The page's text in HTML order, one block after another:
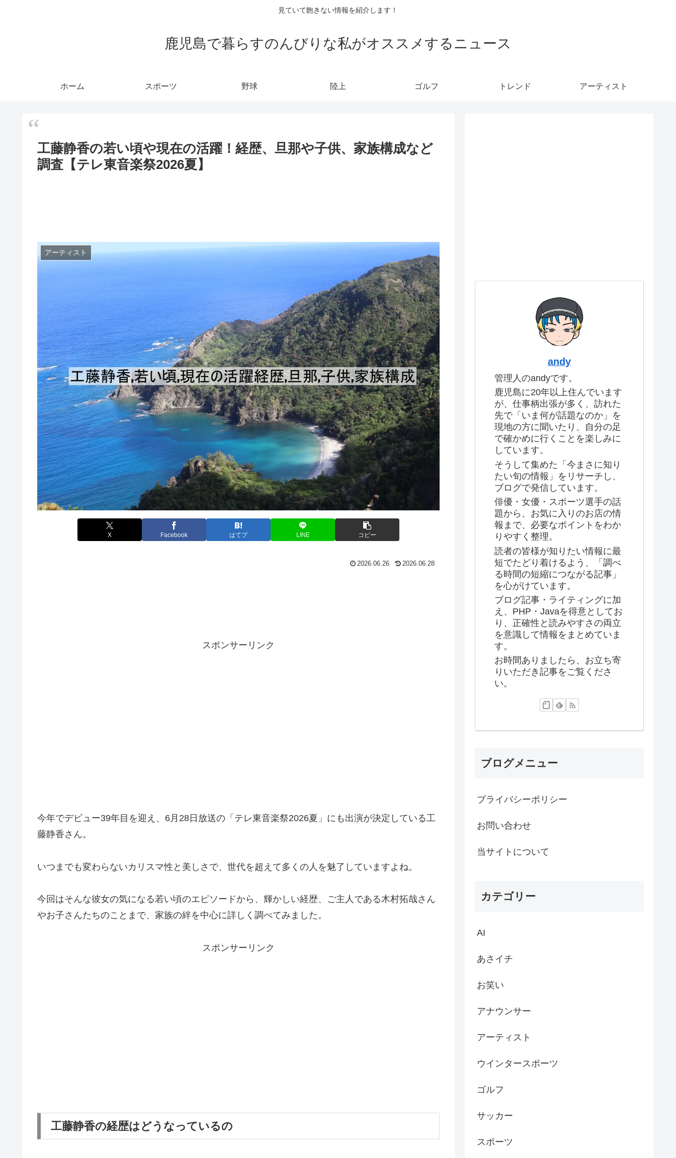
見ていて飽きない情報を紹介します！
鹿児島で暮らすのんびりな私がオススメするニュース
ホーム スポーツ 野球 陸上 ゴルフ トレンド アーティスト
工藤静香の若い頃や現在の活躍！経歴、旦那や子供、家族構成など
調査【テレ東音楽祭2026夏】
アーティスト
X Facebook はてブ LINE コピー
2026.06.26 2026.06.28
スポンサーリンク
今年でデビュー39年目を迎え、6月28日放送の「テレ東音楽祭2026夏」にも出演が決定している工
藤静香さん。
いつまでも変わらないカリスマ性と美しさで、世代を超えて多くの人を魅了していますよね。
今回はそんな彼女の気になる若い頃のエピソードから、輝かしい経歴、ご主人である木村拓哉さん
やお子さんたちのことまで、家族の絆を中心に詳しく調べてみました。
スポンサーリンク
工藤静香の経歴はどうなっているの
andy
管理人のandyです。
鹿児島に20年以上住んでいます
が、仕事柄出張が多く、訪れた
先で「いま何が話題なのか」を
現地の方に聞いたり、自分の足
で確かめに行くことを楽しみに
しています。
そうして集めた「今まさに知り
たい旬の情報」をリサーチし、
ブログで発信しています。
俳優・女優・スポーツ選手の話
題から、お気に入りのお店の情
報まで、必要なポイントをわか
りやすく整理。
読者の皆様が知りたい情報に最
短でたどり着けるよう、「調べ
る時間の短縮につながる記事」
を心がけています。
ブログ記事・ライティングに加
え、PHP・Javaを得意としてお
り、正確性と読みやすさの両立
を意識して情報をまとめていま
す。
お時間ありましたら、お立ち寄
りいただき記事をご覧くださ
い。
ブログメニュー
プライバシーポリシー
お問い合わせ
当サイトについて
カテゴリー
AI
あさイチ
お笑い
アナウンサー
アーティスト
ウインタースポーツ
ゴルフ
サッカー
スポーツ